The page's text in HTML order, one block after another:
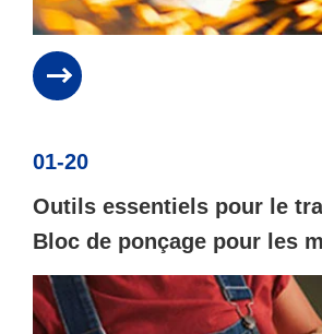
01-20
Outils essentiels pour le
Bloc de ponçage pour les